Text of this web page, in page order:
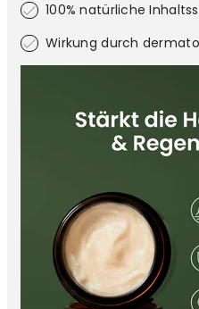
100% natürliche
Wirkung durch